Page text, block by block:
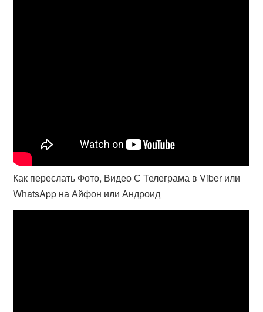
Как переслать Фото, Видео С Телеграма в Viber или
WhatsApp на Айфон или Андроид